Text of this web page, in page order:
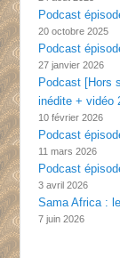
Podcast
20 octobre 2025
Podcast
27 janvier 2026
Podcast [Hors
inédite + vidéo
10 février 2026
Podcast
11 mars 2026
Podcast
3 avril 2026
Sama Africa :
7 juin 2026